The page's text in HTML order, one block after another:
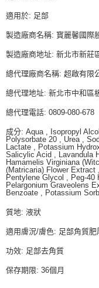
適用於: 足部
製造廠商名稱: 寳麗馨國際
製造廠商地址: 新北市新莊
總代理廠商名稱: 超啟有限
總代理地址: 新北巿中和區
總代理電話: 0809-080-678
成分: Aqua , Isopropyl
Polysorbate 20 , Urea ,
Lactate , Potassium
Salicylic Acid , Lavandula
Hamamelis Virginiana
(Matricaria) Flower Extract
Pentylene Glycol , Peg-40
Pelargonium Graveolens
Benzoate , Potassium
質地: 液狀
適用膚況/膚色: 足部角質肥
功效: 足部去角質
保存期限: 36個月